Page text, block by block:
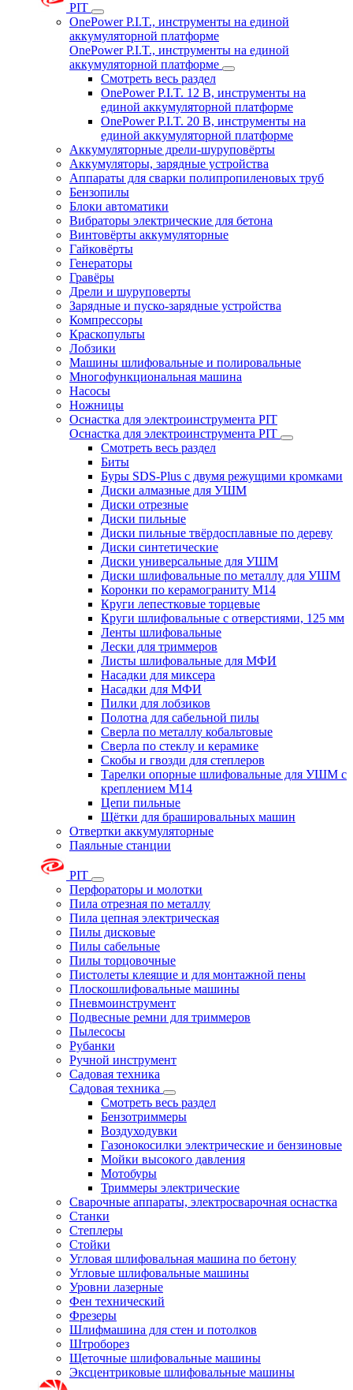
PIT
OnePower P.I.T., инструменты на единой
аккумуляторной платформе
OnePower P.I.T., инструменты на единой
аккумуляторной платформе
Смотреть весь раздел
OnePower P.I.T. 12 В, инструменты на
единой аккумуляторной платформе
OnePower P.I.T. 20 В, инструменты на
единой аккумуляторной платформе
Аккумуляторные дрели-шуруповёрты
Аккумуляторы, зарядные устройства
Аппараты для сварки полипропиленовых труб
Бензопилы
Блоки автоматики
Вибраторы электрические для бетона
Винтовёрты аккумуляторные
Гайковёрты
Генераторы
Гравёры
Дрели и шуруповерты
Зарядные и пуско-зарядные устройства
Компрессоры
Краскопульты
Лобзики
Машины шлифовальные и полировальные
Многофункциональная машина
Насосы
Ножницы
Оснастка для электроинструмента PIT
Оснастка для электроинструмента PIT
Смотреть весь раздел
Биты
Буры SDS-Plus c двумя режущими кромками
Диски алмазные для УШМ
Диски отрезные
Диски пильные
Диски пильные твёрдосплавные по дереву
Диски синтетические
Диски универсальные для УШМ
Диски шлифовальные по металлу для УШМ
Коронки по керамограниту M14
Круги лепестковые торцевые
Круги шлифовальные с отверстиями, 125 мм
Ленты шлифовальные
Лески для триммеров
Листы шлифовальные для МФИ
Насадки для миксера
Насадки для МФИ
Пилки для лобзиков
Полотна для сабельной пилы
Сверла по металлу кобальтовые
Сверла по стеклу и керамике
Скобы и гвозди для степлеров
Тарелки опорные шлифовальные для УШМ с
креплением М14
Цепи пильные
Щётки для брашировальных машин
Отвертки аккумуляторные
Паяльные станции
PIT
Перфораторы и молотки
Пила отрезная по металлу
Пила цепная электрическая
Пилы дисковые
Пилы сабельные
Пилы торцовочные
Пистолеты клеящие и для монтажной пены
Плоскошлифовальные машины
Пневмоинструмент
Подвесные ремни для триммеров
Пылесосы
Рубанки
Ручной инструмент
Садовая техника
Садовая техника
Смотреть весь раздел
Бензотриммеры
Воздуходувки
Газонокосилки электрические и бензиновые
Мойки высокого давления
Мотобуры
Триммеры электрические
Сварочные аппараты, электросварочная оснастка
Станки
Степлеры
Стойки
Угловая шлифовальная машина по бетону
Угловые шлифовальные машины
Уровни лазерные
Фен технический
Фрезеры
Шлифмашина для стен и потолков
Штроборез
Щеточные шлифовальные машины
Эксцентриковые шлифовальные машины